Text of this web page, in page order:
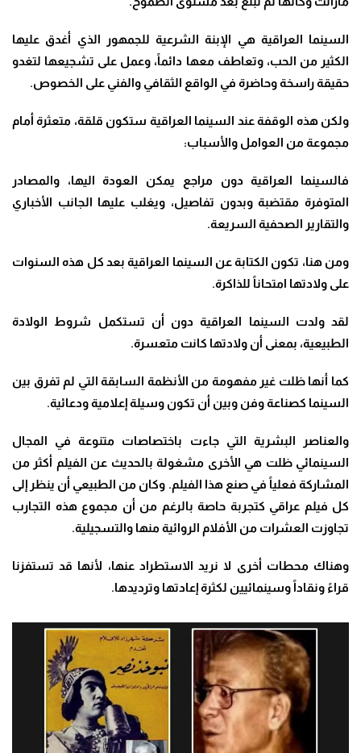
السينما العراقية هي الإبنة الشرعية للجمهور الذي أغدق عليها
الكثير من الحب، وتعاطف معها دائماً، وعمل على تشجيعها لتغدو
حقيقة راسخة وحاضرة في الواقع الثقافي والفني على الخصوص.
ولكن هذه الوقفة عند السينما العراقية ستكون قلقة، متعثرة أمام
مجموعة من العوامل والأسباب:
فالسينما العراقية دون مراجع يمكن العودة اليها، والمصادر
المتوفرة مقتضبة وبدون تفاصيل، ويغلب عليها الجانب الأخباري
والتقارير الصحفية السريعة.
ومن هنا، تكون الكتابة عن السينما العراقية بعد كل هذه السنوات
على ولادتها امتحاناً للذاكرة.
لقد ولدت السينما العراقية دون أن تستكمل شروط الولادة
الطبيعية، بمعنى أن ولادتها كانت متعسرة.
كما أنها ظلت غير مفهومة من الأنظمة السابقة التي لم تفرق بين
السينما كصناعة وفن وبين أن تكون وسيلة إعلامية ودعائية.
والعناصر البشرية التي جاءت باختصاصات متنوعة في المجال
السينمائي ظلت هي الأخرى مشغولة بالحديث عن الفيلم أكثر من
المشاركة فعلياً في صنع هذا الفيلم. وكان من الطبيعي أن ينظر إلى
كل فيلم عراقي كتجربة حاصة بالرغم من أن مجموع هذه التجارب
تجاوزت العشرات من الأفلام الروائية منها والتسجيلية.
وهناك محطات أخرى لا نريد الاستطراد عنها، لأنها قد تستفزنا
قراءً ونقاداً وسينمائيين لكثرة إعادتها وترديدها.